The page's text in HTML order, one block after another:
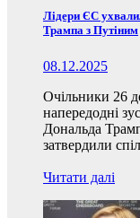
Лідери ЄС
Трампа з Путіним
08.12.2025
Очільники 26
напередодні
Дональда
затвердили
Читати далі